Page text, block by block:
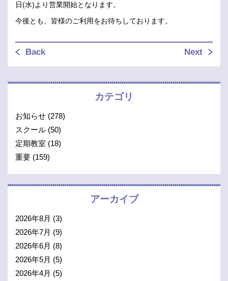
日(水)より営業開始となります。
今後とも、皆様のご利用をお待ちしております。
Back Next
カテゴリ
お知らせ (278)
スクール (50)
定期教室 (18)
重要 (159)
アーカイブ
2026年8月 (3)
2026年7月 (9)
2026年6月 (8)
2026年5月 (5)
2026年4月 (5)